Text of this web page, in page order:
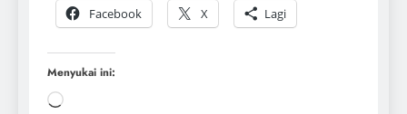
Facebook
X Lagi
Menyukai ini: